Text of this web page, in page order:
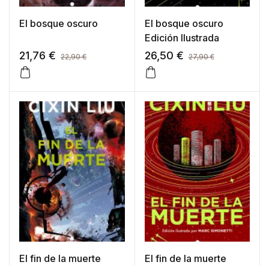
El bosque oscuro
21,76 € 22,90€
El bosque oscuro
Edición Ilustrada
26,50 € 27,90€
El fin de la muerte
El fin de la muerte